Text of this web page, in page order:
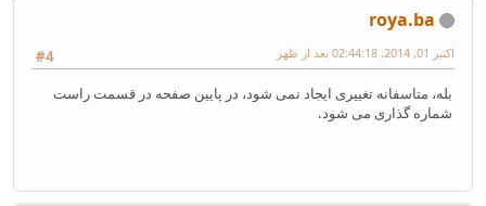
roya.ba
#4 اکتبر 01, 2014, 02:44:18 بعد از ظهر
بله، متاسفانه تغییری ایجاد نمی شود، در پایین صفحه در قسمت راست
شماره گذاری می شود.